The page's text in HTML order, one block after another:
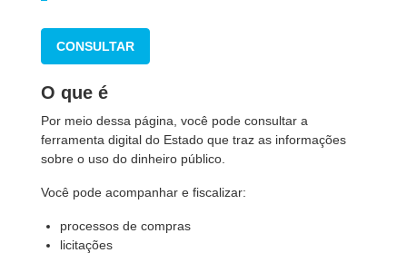
CONSULTAR
O que é
Por meio dessa página, você pode consultar a
ferramenta digital do Estado que traz as informações
sobre o uso do dinheiro público.
Você pode acompanhar e fiscalizar:
processos de compras
licitações